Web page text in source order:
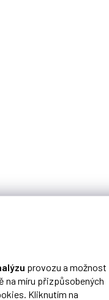
provozu a možnost
na míru přizpůsobených
Kliknutím na